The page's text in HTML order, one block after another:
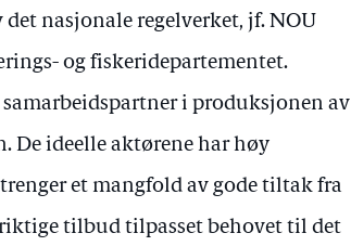
nasjonale regelverket, jf. NOU
og fiskeridepartementet.
i produksjonen av
De ideelle aktørene har høy
et mangfold av gode tiltak fra
tilbud tilpasset behovet til det